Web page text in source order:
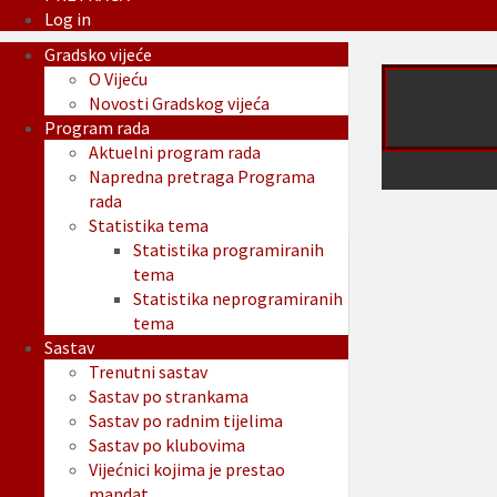
Log in
Gradsko vijeće
O Vijeću
Novosti Gradskog vijeća
Program rada
Aktuelni program rada
Napredna pretraga Programa
rada
Statistika tema
Statistika programiranih
tema
Statistika neprogramiranih
tema
Sastav
Trenutni sastav
Sastav po strankama
Sastav po radnim tijelima
Sastav po klubovima
Vijećnici kojima je prestao